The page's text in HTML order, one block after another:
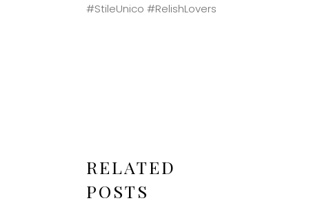
#StileUnico #RelishLovers
RELATED
POSTS